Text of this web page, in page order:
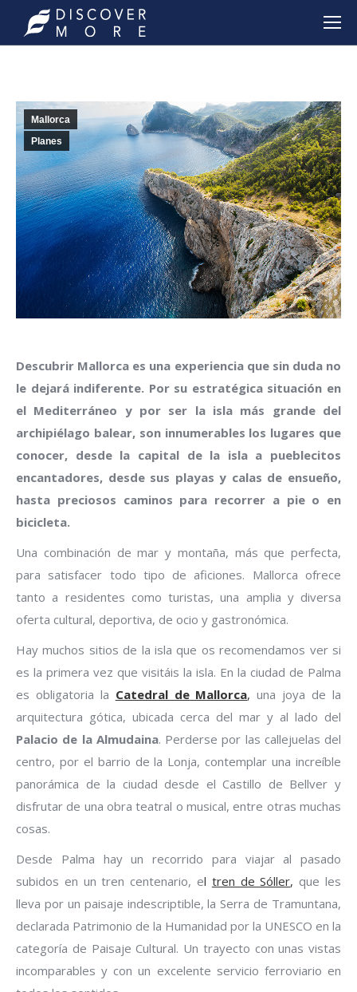
Mallorca
Planes
Descubrir Mallorca es una experiencia que sin duda no
le dejará indiferente. Por su estratégica situación en
el Mediterráneo y por ser la isla más grande del
archipiélago balear, son innumerables los lugares que
conocer, desde la capital de la isla a pueblecitos
encantadores, desde sus playas y calas de ensueño,
hasta preciosos caminos para recorrer a pie o en
bicicleta.
Una combinación de mar y montaña, más que perfecta,
para satisfacer todo tipo de aficiones. Mallorca ofrece
tanto a residentes como turistas, una amplia y diversa
oferta cultural, deportiva, de ocio y gastronómica.
Hay muchos sitios de la isla que os recomendamos ver si
es la primera vez que visitáis la isla. En la ciudad de Palma
es obligatoria la Catedral de Mallorca, una joya de la
arquitectura gótica, ubicada cerca del mar y al lado del
Palacio de la Almudaina. Perderse por las callejuelas del
centro, por el barrio de la Lonja, contemplar una increíble
panorámica de la ciudad desde el Castillo de Bellver y
disfrutar de una obra teatral o musical, entre otras muchas
cosas.
Desde Palma hay un recorrido para viajar al pasado
subidos en un tren centenario, el tren de Sóller, que les
lleva por un paisaje indescriptible, la Serra de Tramuntana,
declarada Patrimonio de la Humanidad por la UNESCO en la
categoría de Paisaje Cultural. Un trayecto con unas vistas
incomparables y con un excelente servicio ferroviario en